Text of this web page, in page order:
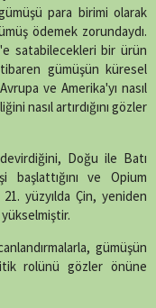
para birimi olarak
ödemek zorundaydı.
satabilecekleri bir ürün
gümüşün küresel
ve Amerika'yı nasıl
nasıl artırdığını gözler
devirdiğini, Doğu ile Batı
başlattığını ve Opium
21. yüzyılda Çin, yeniden
gümüşün
rolünü gözler önüne